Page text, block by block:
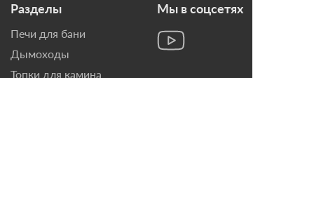
Разделы
Печи для бани
Дымоходы
Топки для камина
Мы в соцсетях